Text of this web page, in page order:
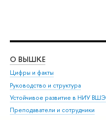
О ВЫШКЕ
Цифры и факты
Руководство и структура
Устойчивое развитие в НИУ ВШЭ
Преподаватели и сотрудники